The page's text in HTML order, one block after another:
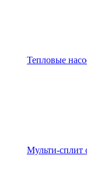
Тепловые
Мульти-сплит